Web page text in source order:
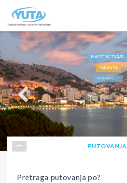
MAESTRO TRAVEL
SARANDA
HOTEL AGIMI & S ****
PUTOVANJA
Pretraga putovanja po?